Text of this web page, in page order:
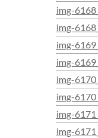
img-
img-
img-
img-
img-
img-
img-
img-